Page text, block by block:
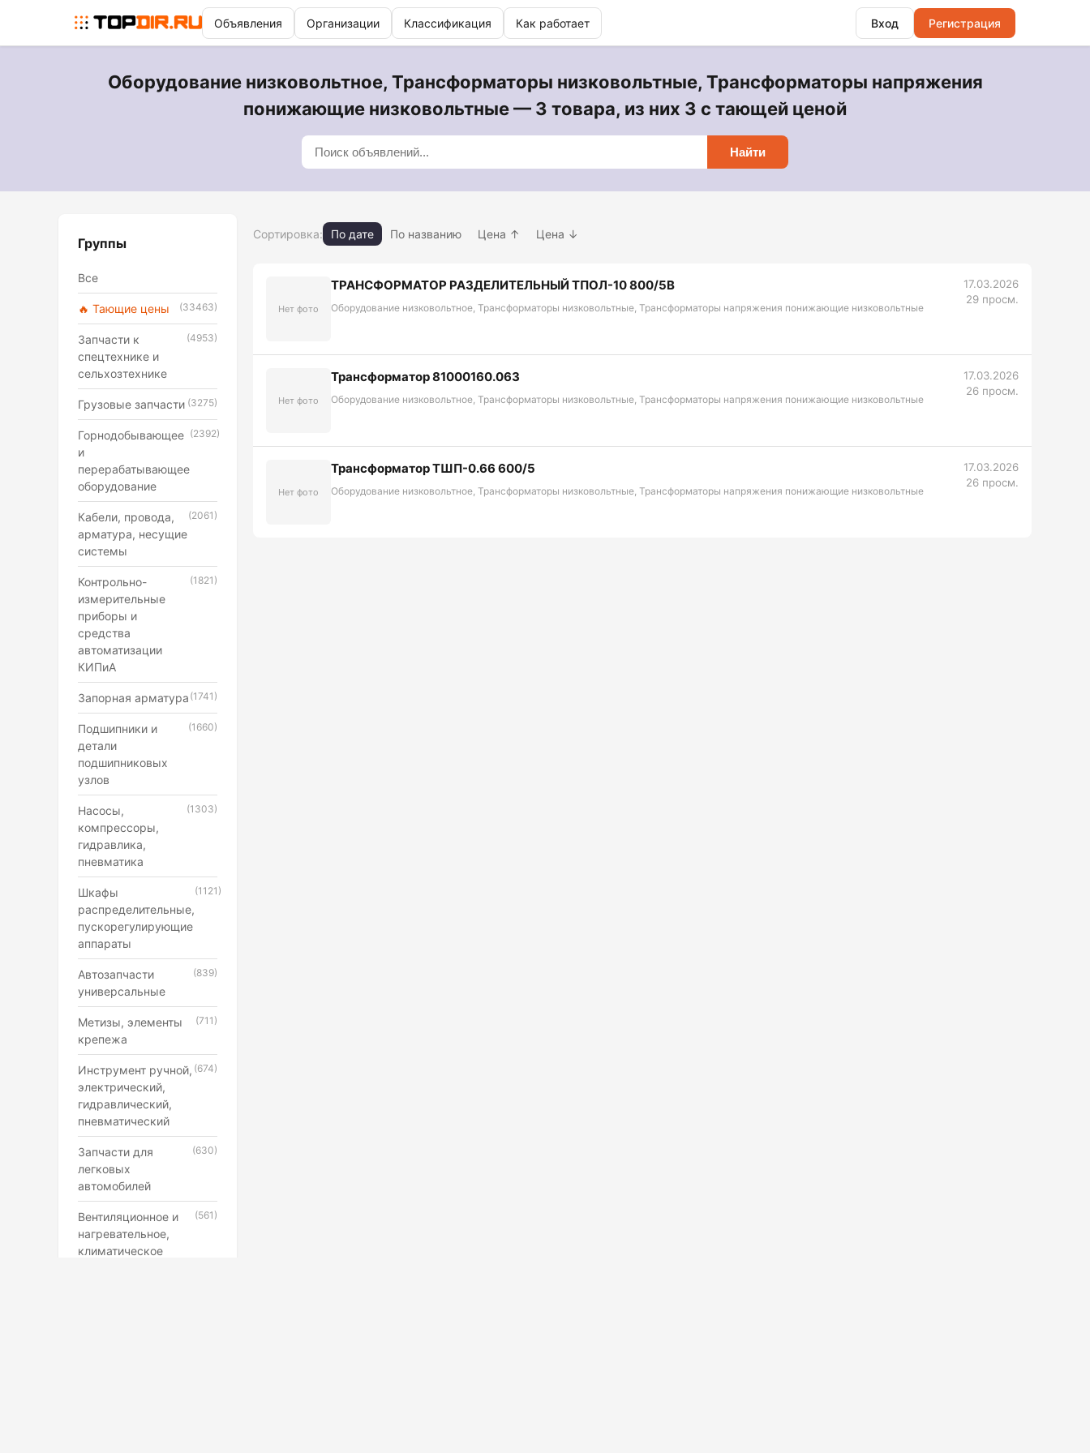
Объявления Организации Классификация Как работает Вход Регистрация
Оборудование низковольтное, Трансформаторы низковольтные, Трансформаторы напряжения
понижающие низковольтные — 3 товара, из них 3 с тающей ценой
Найти
Группы
Все
🔥 Тающие цены (33463)
Запчасти к
спецтехнике и
сельхозтехнике
(4953)
Грузовые запчасти (3275)
Горнодобывающее
и
перерабатывающее
оборудование
(2392)
Кабели, провода,
арматура, несущие
системы
(2061)
Контрольно-
измерительные
приборы и
средства
автоматизации
КИПиА
(1821)
Запорная арматура (1741)
Подшипники и
детали
подшипниковых
узлов
(1660)
Насосы,
компрессоры,
гидравлика,
пневматика
(1303)
Шкафы
распределительные,
пускорегулирующие
аппараты
(1121)
Автозапчасти
универсальные
(839)
Метизы, элементы
крепежа
(711)
Инструмент ручной,
электрический,
гидравлический,
пневматический
(674)
Запчасти для
легковых
автомобилей
(630)
Вентиляционное и
нагревательное,
климатическое
(561)
Сортировка: По дате По названию Цена ↑ Цена ↓
Нет фото
ТРАНСФОРМАТОР РАЗДЕЛИТЕЛЬНЫЙ ТПОЛ-10 800/5В
Оборудование низковольтное, Трансформаторы низковольтные, Трансформаторы напряжения понижающие низковольтные
17.03.2026
29 просм.
Нет фото
Трансформатор 81000160.063
Оборудование низковольтное, Трансформаторы низковольтные, Трансформаторы напряжения понижающие низковольтные
17.03.2026
26 просм.
Нет фото
Трансформатор ТШП-0.66 600/5
Оборудование низковольтное, Трансформаторы низковольтные, Трансформаторы напряжения понижающие низковольтные
17.03.2026
26 просм.